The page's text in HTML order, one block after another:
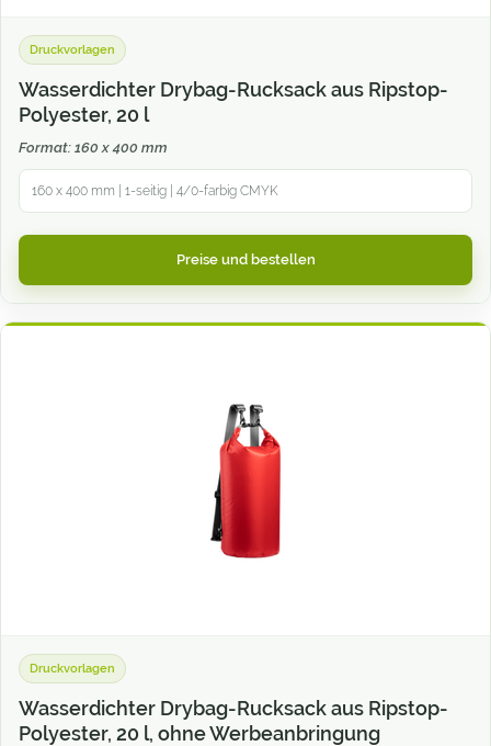
Druckvorlagen
Wasserdichter Drybag-Rucksack aus Ripstop-
Polyester, 20 l
Format: 160 x 400 mm
160 x 400 mm | 1-seitig | 4/0-farbig CMYK
Preise und bestellen
Druckvorlagen
Wasserdichter Drybag-Rucksack aus Ripstop-
Polyester, 20 l, ohne Werbeanbringung